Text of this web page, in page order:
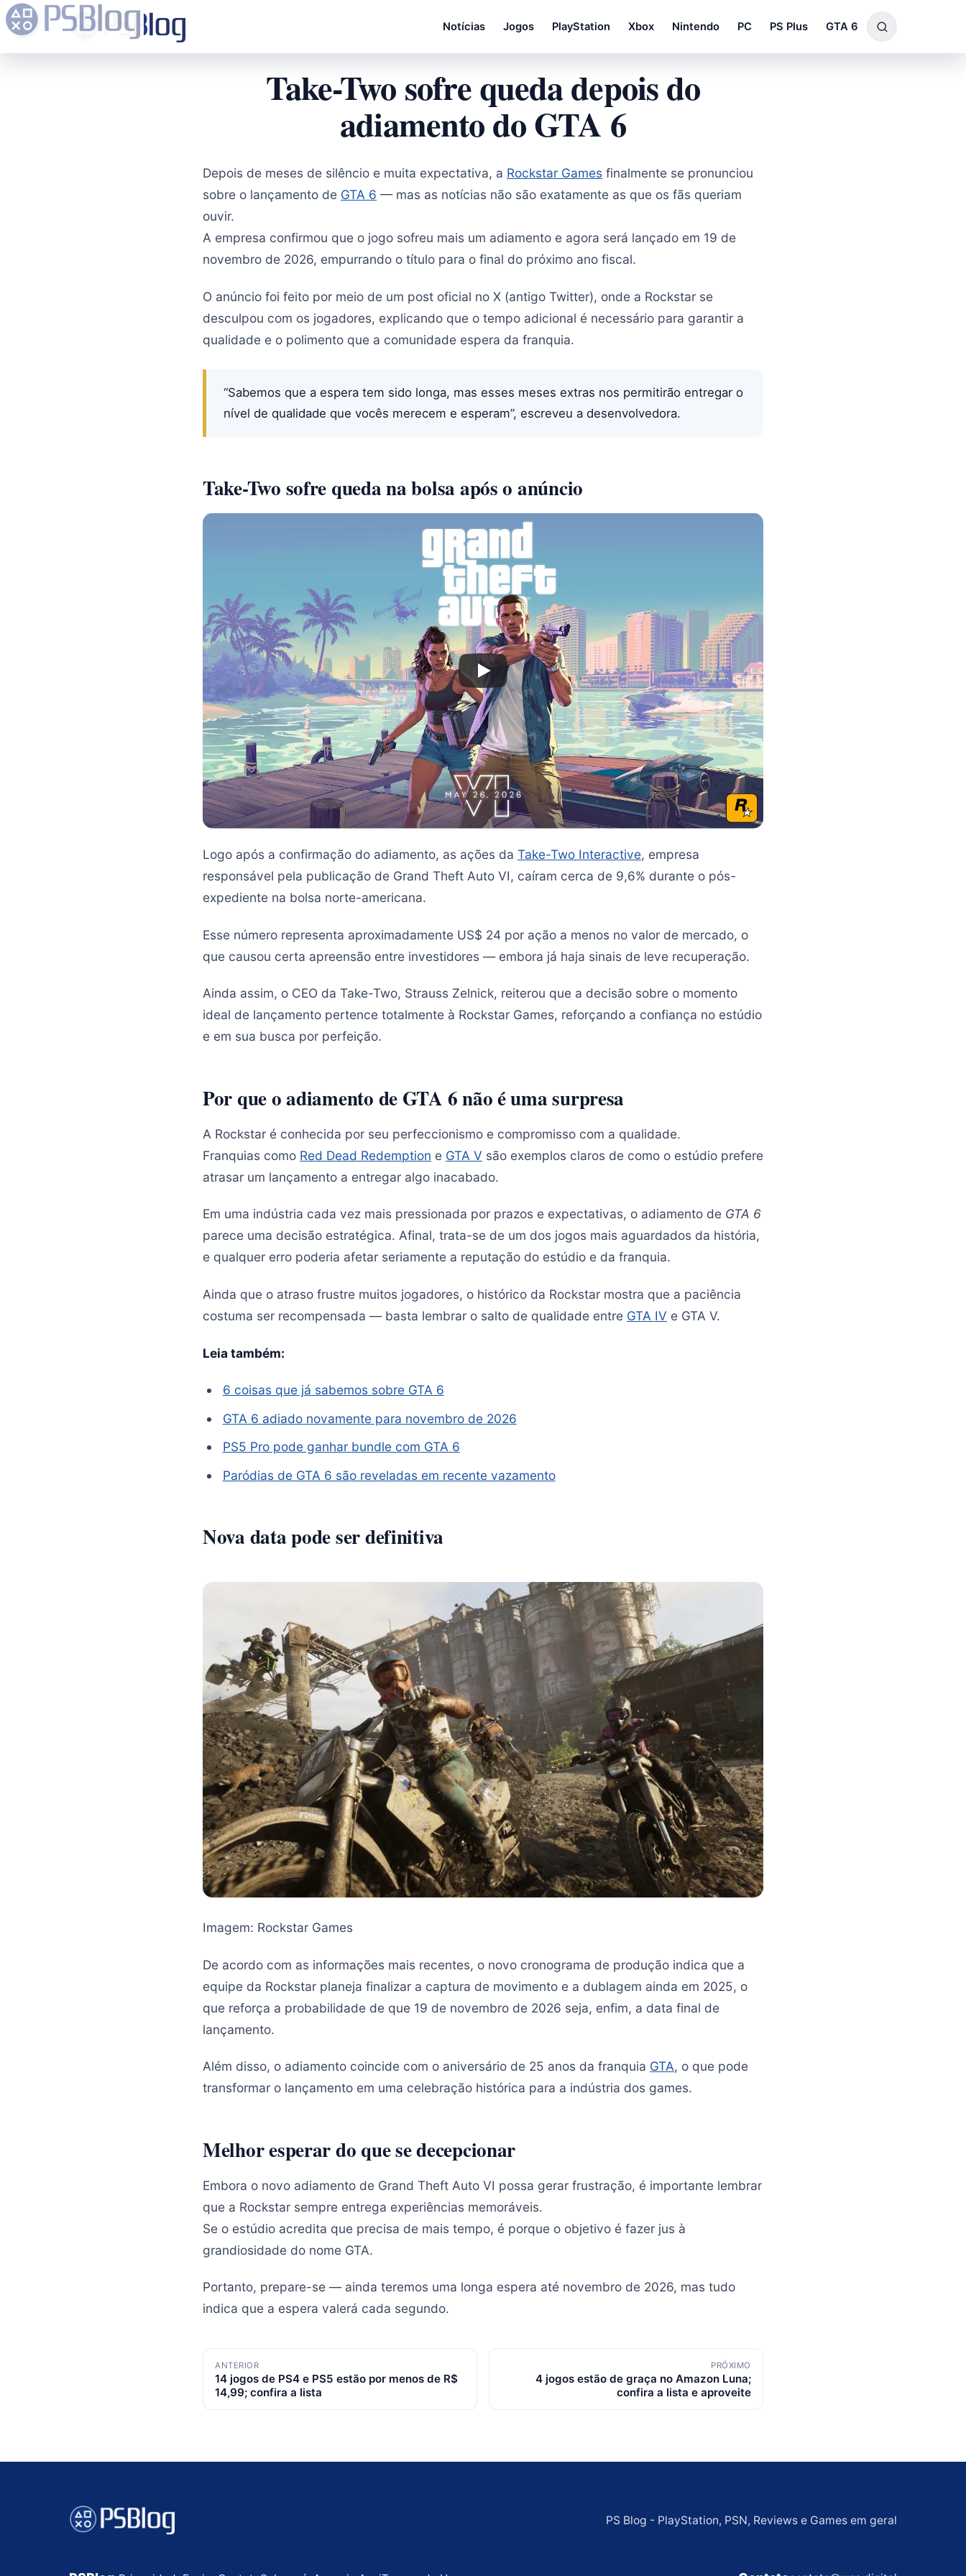
Notícias Jogos PlayStation Xbox Nintendo PC PS Plus GTA 6
Take-Two sofre queda depois do
adiamento do GTA 6
Depois de meses de silêncio e muita expectativa, a Rockstar Games finalmente se pronunciou
sobre o lançamento de GTA 6 — mas as notícias não são exatamente as que os fãs queriam
ouvir.
A empresa confirmou que o jogo sofreu mais um adiamento e agora será lançado em 19 de
novembro de 2026, empurrando o título para o final do próximo ano fiscal.
O anúncio foi feito por meio de um post oficial no X (antigo Twitter), onde a Rockstar se
desculpou com os jogadores, explicando que o tempo adicional é necessário para garantir a
qualidade e o polimento que a comunidade espera da franquia.
“Sabemos que a espera tem sido longa, mas esses meses extras nos permitirão entregar o
nível de qualidade que vocês merecem e esperam”, escreveu a desenvolvedora.
Take-Two sofre queda na bolsa após o anúncio
Logo após a confirmação do adiamento, as ações da Take-Two Interactive, empresa
responsável pela publicação de Grand Theft Auto VI, caíram cerca de 9,6% durante o pós-
expediente na bolsa norte-americana.
Esse número representa aproximadamente US$ 24 por ação a menos no valor de mercado, o
que causou certa apreensão entre investidores — embora já haja sinais de leve recuperação.
Ainda assim, o CEO da Take-Two, Strauss Zelnick, reiterou que a decisão sobre o momento
ideal de lançamento pertence totalmente à Rockstar Games, reforçando a confiança no estúdio
e em sua busca por perfeição.
Por que o adiamento de GTA 6 não é uma surpresa
A Rockstar é conhecida por seu perfeccionismo e compromisso com a qualidade.
Franquias como Red Dead Redemption e GTA V são exemplos claros de como o estúdio prefere
atrasar um lançamento a entregar algo inacabado.
Em uma indústria cada vez mais pressionada por prazos e expectativas, o adiamento de GTA 6
parece uma decisão estratégica. Afinal, trata-se de um dos jogos mais aguardados da história,
e qualquer erro poderia afetar seriamente a reputação do estúdio e da franquia.
Ainda que o atraso frustre muitos jogadores, o histórico da Rockstar mostra que a paciência
costuma ser recompensada — basta lembrar o salto de qualidade entre GTA IV e GTA V.
Leia também:
6 coisas que já sabemos sobre GTA 6
GTA 6 adiado novamente para novembro de 2026
PS5 Pro pode ganhar bundle com GTA 6
Paródias de GTA 6 são reveladas em recente vazamento
Nova data pode ser definitiva
Imagem: Rockstar Games
De acordo com as informações mais recentes, o novo cronograma de produção indica que a
equipe da Rockstar planeja finalizar a captura de movimento e a dublagem ainda em 2025, o
que reforça a probabilidade de que 19 de novembro de 2026 seja, enfim, a data final de
lançamento.
Além disso, o adiamento coincide com o aniversário de 25 anos da franquia GTA, o que pode
transformar o lançamento em uma celebração histórica para a indústria dos games.
Melhor esperar do que se decepcionar
Embora o novo adiamento de Grand Theft Auto VI possa gerar frustração, é importante lembrar
que a Rockstar sempre entrega experiências memoráveis.
Se o estúdio acredita que precisa de mais tempo, é porque o objetivo é fazer jus à
grandiosidade do nome GTA.
Portanto, prepare-se — ainda teremos uma longa espera até novembro de 2026, mas tudo
indica que a espera valerá cada segundo.
Navegação
de
posts
ANTERIOR
14 jogos de PS4 e PS5 estão por menos de R$
14,99; confira a lista
PRÓXIMO
4 jogos estão de graça no Amazon Luna;
confira a lista e aproveite
PS Blog - PlayStation, PSN, Reviews e Games em geral